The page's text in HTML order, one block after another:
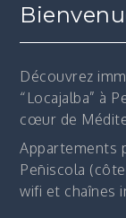
Découvrez
“Locajalba” à
cœur de
Appartements
Peñiscola
wifi et chaînes